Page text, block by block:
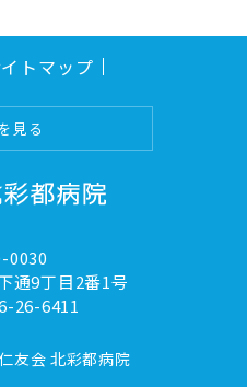
トマップ
見る
0030
通9丁目2番1号
26-6411
友会 北彩都病院